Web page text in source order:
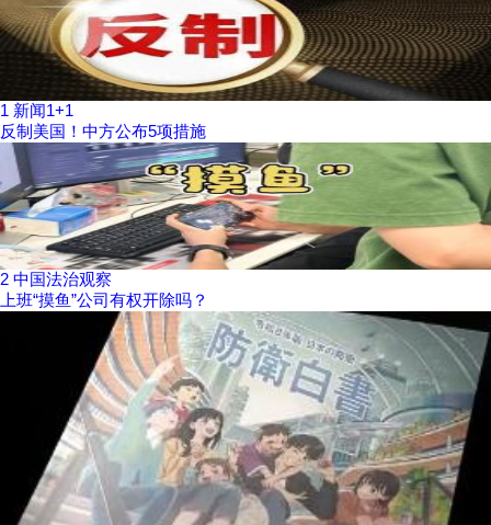
1 新闻1+1
反制美国！中方公布5项措施
2 中国法治观察
上班“摸鱼”公司有权开除吗？